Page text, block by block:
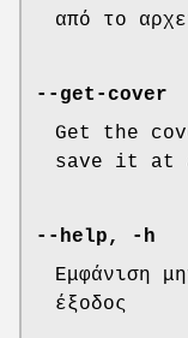
από το
--get-cover
Get the
save it at
--help, -h
Εμφάνιση
έξοδος